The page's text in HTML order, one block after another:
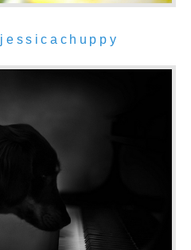
jessicachuppy